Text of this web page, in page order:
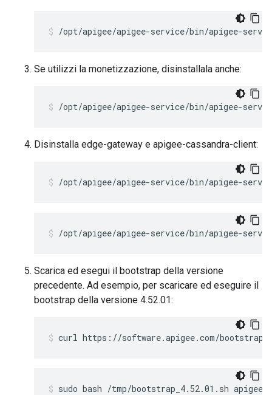
/opt/apigee/apigee-service/bin/apigee-
Se utilizzi la monetizzazione, disinstallala anche:
/opt/apigee/apigee-service/bin/apigee-
Disinstalla edge-gateway e apigee-cassandra-client:
/opt/apigee/apigee-service/bin/apigee-
/opt/apigee/apigee-service/bin/apigee-
Scarica ed esegui il bootstrap della versione
precedente. Ad esempio, per scaricare ed eseguire il
bootstrap della versione 4.52.01:
curl https://software.apigee.com/
sudo bash /tmp/bootstrap_4.52.01.sh